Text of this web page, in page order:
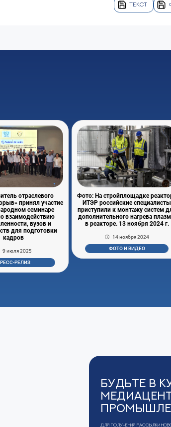
ТЕКСТ
отраслевого
принял участие
семинаре
взаимодействию
вузов и
для подготовки
кадров
9 июля 2025
РЕЛИЗ
Фото: На стройплощадке
ИТЭР российские специалисты
приступили к монтажу систем
дополнительного нагрева
в реакторе. 13 ноября 2024 г.
14 ноября 2024
ФОТО И ВИДЕО
Будьте в
Для получения рассылки